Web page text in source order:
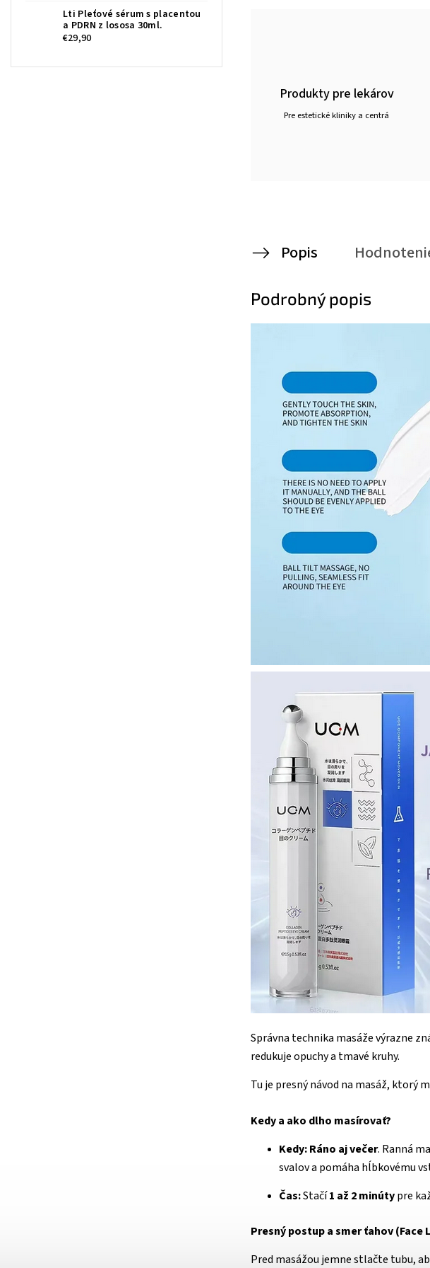
Lti Pleťové sérum s placentou
a PDRN z lososa 30ml.
€29,90
Produkty pre lekárov
Pre estetické kliniky a centrá
Popis
Podrobný popis
Správna technika masáže výrazne
redukuje opuchy a tmavé kruhy.
Tu je presný návod na masáž, ktorý
Kedy a ako dlho masírovať?
Kedy:Ráno aj večer. Ranná
svalov a pomáha hĺbkovému
Čas:Stačí1 až 2 minútypre
Presný postup a smer ťahov (Face
Pred masážou jemne stlačte tubu,